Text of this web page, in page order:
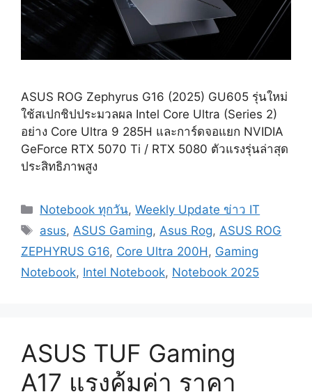
ASUS ROG Zephyrus G16 (2025) GU605 รุ่นใหม่
ใช้สเปกชิปประมวลผล Intel Core Ultra (Series 2)
อย่าง Core Ultra 9 285H และการ์ดจอแยก NVIDIA
GeForce RTX 5070 Ti / RTX 5080 ตัวแรงรุ่นล่าสุด
ประสิทธิภาพสูง
Categories
Notebook ทุกวัน,Weekly Update ข่าว IT
Tags
asus, ASUS Gaming, Asus Rog, ASUS ROG
ZEPHYRUS G16, Core Ultra 200H , Gaming
Notebook, Intel Notebook, Notebook 2025
ASUS TUF Gaming
A17 แรงคุ้มค่า ราคา